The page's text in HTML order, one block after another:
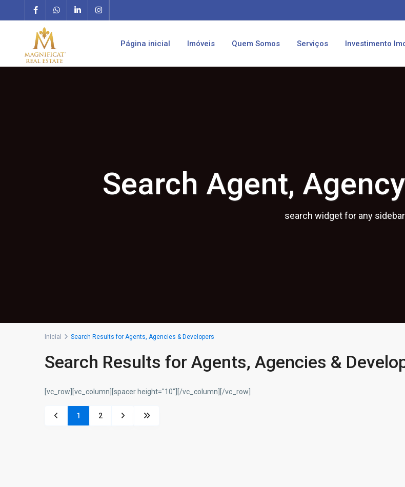
Página inicial Imóveis Quem Somos Serviços Investimento
Search Agent,
search widget for any sidebar
Inicial Search Results for Agents, Agencies & Developers
Search Results for Agents, Agencies &
[vc_row][vc_column][spacer height="10"][/vc_column][/vc_row]
1 2